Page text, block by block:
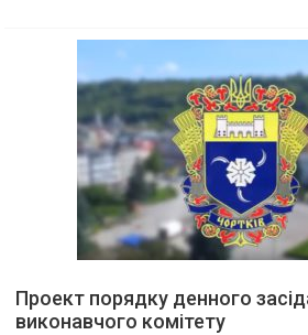
Проект порядку денного
виконавчого комітету